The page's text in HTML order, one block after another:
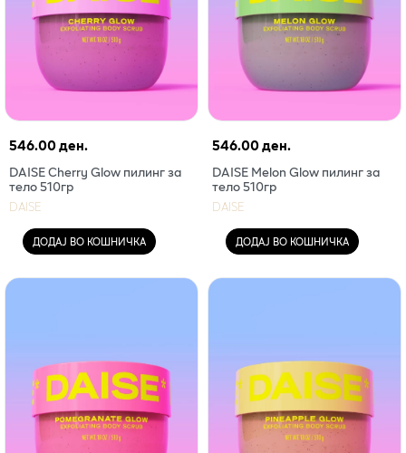
546.00 ден.
DAISE Cherry Glow пилинг за
тело 510гр
DAISE
ДОДАЈ ВО КОШНИЧКА
546.00 ден.
DAISE Melon Glow пилинг за
тело 510гр
DAISE
ДОДАЈ ВО КОШНИЧКА